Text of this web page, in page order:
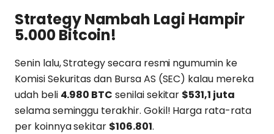
Strategy Nambah Lagi Hampir
5.000 Bitcoin!
Senin lalu, Strategy secara resmi ngumumin ke
Komisi Sekuritas dan Bursa AS (SEC) kalau mereka
udah beli 4.980 BTC senilai sekitar $531,1 juta
selama seminggu terakhir. Gokil! Harga rata-rata
per koinnya sekitar $106.801.